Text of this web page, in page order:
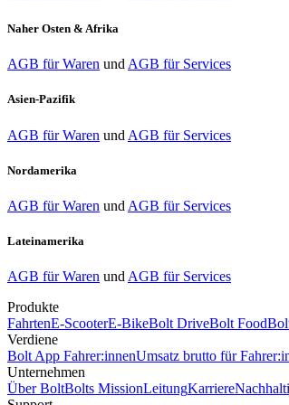
Naher Osten & Afrika
AGB für Waren und AGB für Services
Asien-Pazifik
AGB für Waren und AGB für Services
Nordamerika
AGB für Waren und AGB für Services
Lateinamerika
AGB für Waren und AGB für Services
Produkte
FahrtenE-ScooterE-BikeBolt DriveBolt Food
Verdiene
Bolt App Fahrer:innenUmsatz brutto für
Unternehmen
Über BoltBolts MissionLeitungKarriere